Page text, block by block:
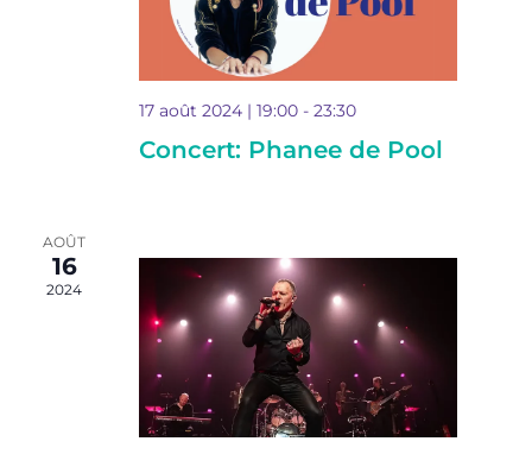
17 août 2024 | 19:00- 23:30
Concert: Phanee de Pool
AOÛT
16
2024